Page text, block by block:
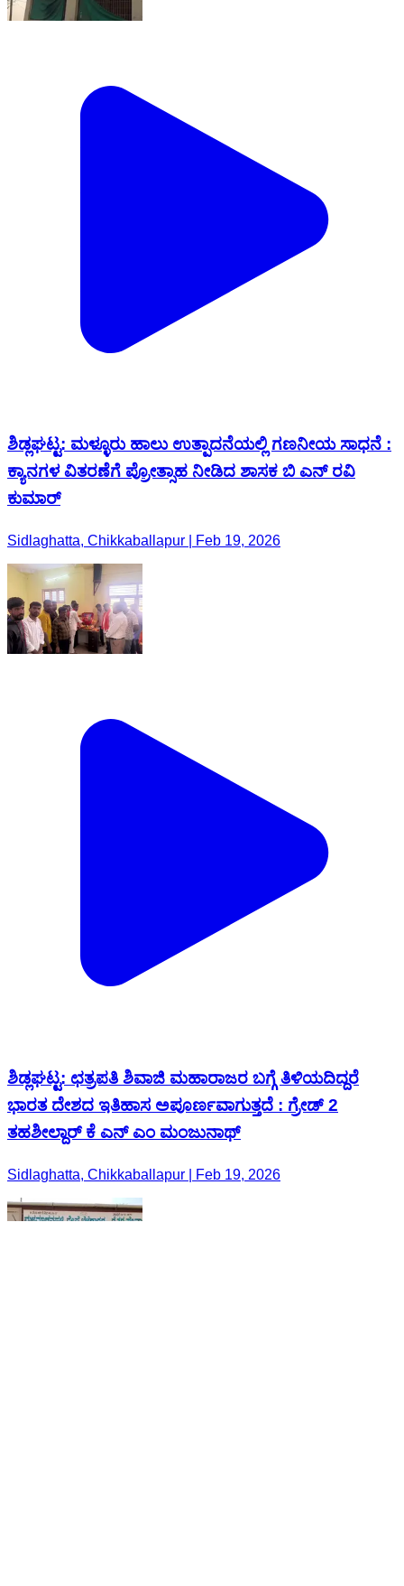
ಶಿಡ್ಲಘಟ್ಟ: ಮಳ್ಳೂರು ಹಾಲು ಉತ್ಪಾದನೆಯಲ್ಲಿ ಗಣನೀಯ ಸಾಧನೆ :
ಕ್ಯಾನಗಳ ವಿತರಣೆಗೆ ಪ್ರೋತ್ಸಾಹ ನೀಡಿದ ಶಾಸಕ ಬಿ ಎನ್ ರವಿ
ಕುಮಾರ್
Sidlaghatta, Chikkaballapur | Feb 19, 2026
ಶಿಡ್ಲಘಟ್ಟ: ಛತ್ರಪತಿ ಶಿವಾಜಿ ಮಹಾರಾಜರ ಬಗ್ಗೆ ತಿಳಿಯದಿದ್ದರೆ
ಭಾರತ ದೇಶದ ಇತಿಹಾಸ ಅಪೂರ್ಣವಾಗುತ್ತದೆ : ಗ್ರೇಡ್ 2
ತಹಶೀಲ್ದಾರ್ ಕೆ ಎನ್ ಎಂ ಮಂಜುನಾಥ್
Sidlaghatta, Chikkaballapur | Feb 19, 2026